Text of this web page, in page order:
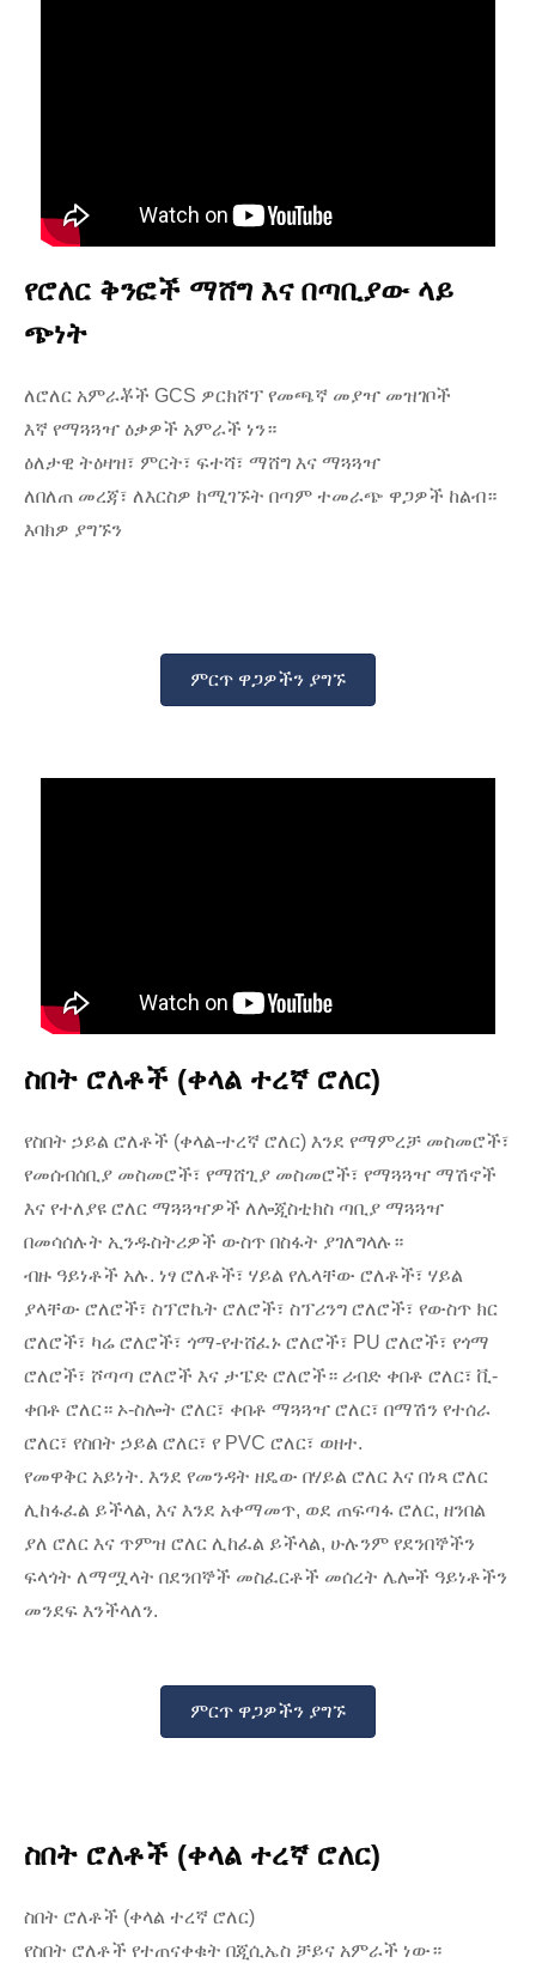
የሮለር ቅንፎች ማሸግ እና በጣቢያው ላይ
ጭነት
ለሮለር አምራቾች GCS ዎርክሾፕ የመጫኛ መያዣ መዝገቦች
እኛ የማጓጓዣ ዕቃዎች አምራች ነን።
ዕለታዊ ትዕዛዝ፣ ምርት፣ ፍተሻ፣ ማሸግ እና ማጓጓዣ
ለበለጠ መረጃ፣ ለእርስዎ ከሚገኙት በጣም ተመራጭ ዋጋዎች ከልብ።
እባክዎ ያግኙን
ምርጥ ዋጋዎችን ያግኙ
ስበት ሮለቶች (ቀላል ተረኛ ሮለር)
የስበት ኃይል ሮለቶች (ቀላል-ተረኛ ሮለር) እንደ የማምረቻ መስመሮች፣
የመሰብሰቢያ መስመሮች፣ የማሸጊያ መስመሮች፣ የማጓጓዣ ማሽኖች
እና የተለያዩ ሮለር ማጓጓዣዎች ለሎጂስቲክስ ጣቢያ ማጓጓዣ
በመሳሰሉት ኢንዱስትሪዎች ውስጥ በስፋት ያገለግላሉ።
ብዙ ዓይነቶች አሉ. ነፃ ሮለቶች፣ ሃይል የሌላቸው ሮለቶች፣ ሃይል
ያላቸው ሮለሮች፣ ስፕሮኬት ሮለሮች፣ ስፕሪንግ ሮለሮች፣ የውስጥ ክር
ሮለሮች፣ ካሬ ሮለሮች፣ ጎማ-የተሸፈኑ ሮለሮች፣ PU ሮለሮች፣ የጎማ
ሮለሮች፣ ሾጣጣ ሮለሮች እና ታፔድ ሮለሮች። ሪብድ ቀበቶ ሮለር፣ ቪ-
ቀበቶ ሮለር። ኦ-ስሎት ሮለር፣ ቀበቶ ማጓጓዣ ሮለር፣ በማሽን የተሰራ
ሮለር፣ የስበት ኃይል ሮለር፣ የ PVC ሮለር፣ ወዘተ.
የመዋቅር አይነት. እንደ የመንዳት ዘዴው በሃይል ሮለር እና በነጻ ሮለር
ሊከፋፈል ይችላል, እና እንደ አቀማመጥ, ወደ ጠፍጣፋ ሮለር, ዘንበል
ያለ ሮለር እና ጥምዝ ሮለር ሊከፈል ይችላል, ሁሉንም የደንበኞችን
ፍላጎት ለማሟላት በደንበኞች መስፈርቶች መሰረት ሌሎች ዓይነቶችን
መንደፍ እንችላለን.
ምርጥ ዋጋዎችን ያግኙ
ስበት ሮለቶች (ቀላል ተረኛ ሮለር)
ስበት ሮለቶች (ቀላል ተረኛ ሮለር)
የስበት ሮለቶች የተጠናቀቁት በጂሲኤስ ቻይና አምራች ነው።